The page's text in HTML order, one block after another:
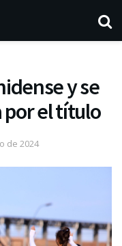
y se
por el título
de 2024